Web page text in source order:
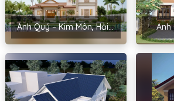
Anh Quý – Kim Môn, Hải Dương Anh